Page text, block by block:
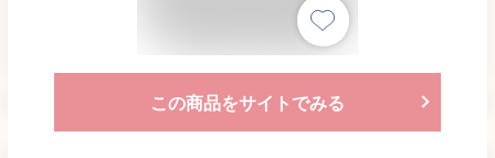
この商品をサイトでみる